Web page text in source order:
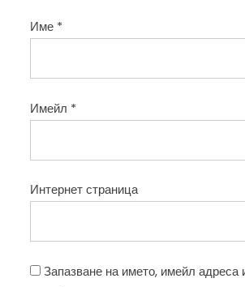
Име *
Имейл *
Интернет страница
Запазване на името, имейл адреса